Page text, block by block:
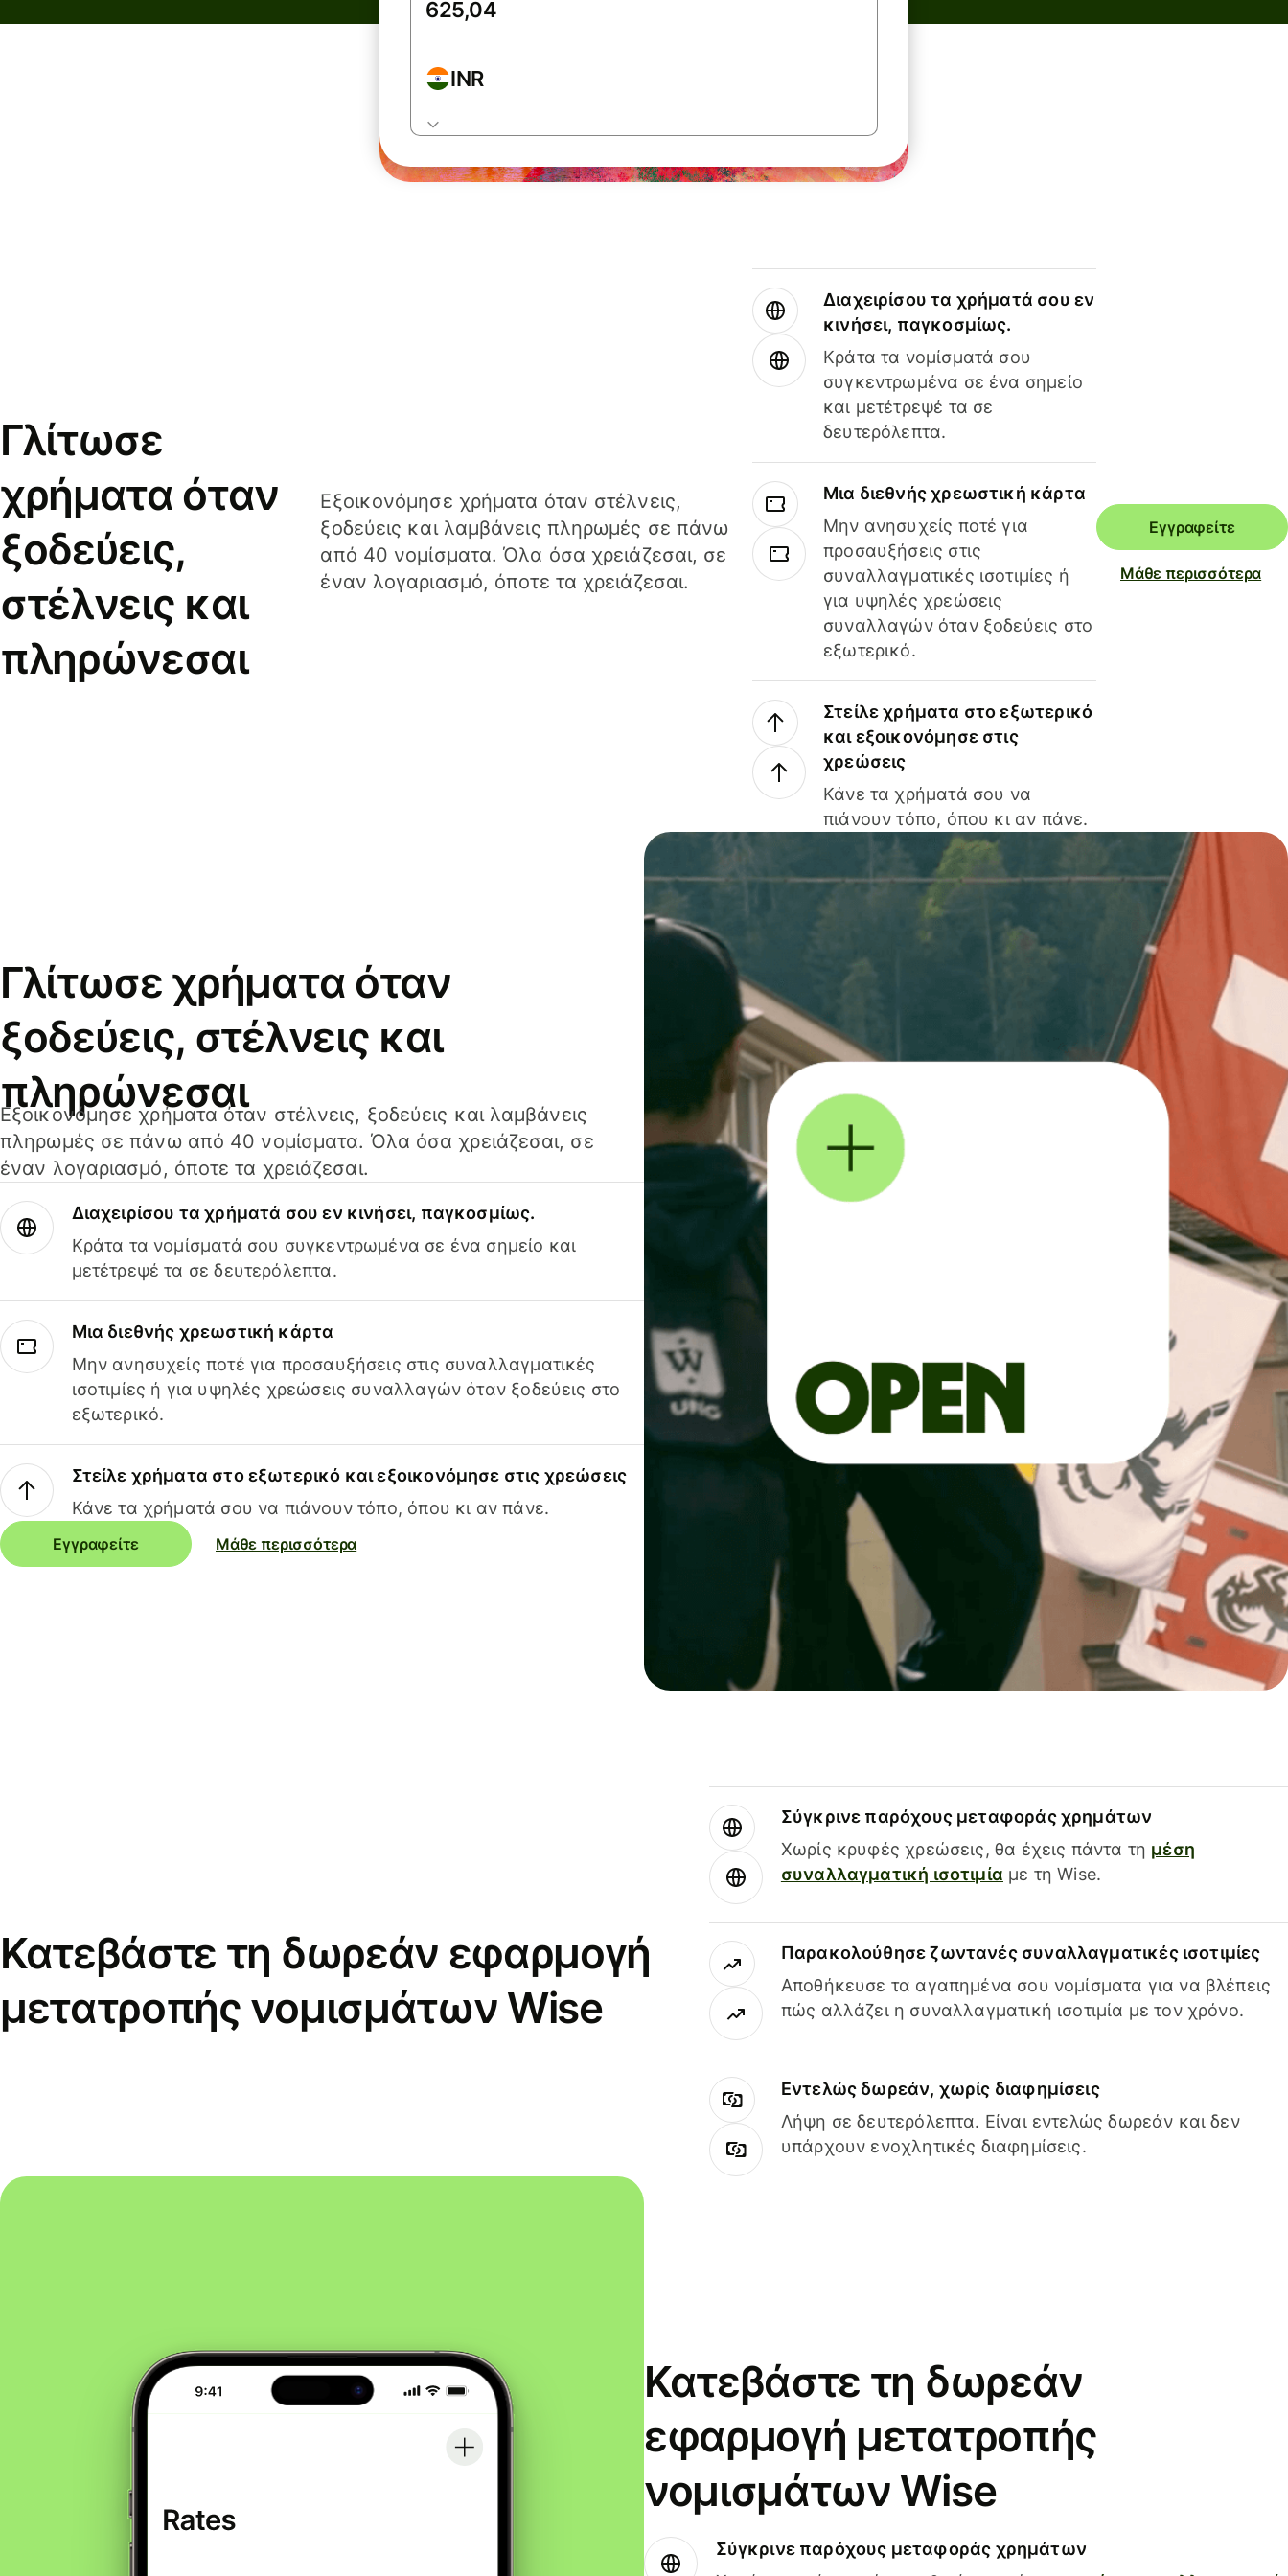
INR
Γλίτωσε
χρήματα όταν
ξοδεύεις,
στέλνεις και
πληρώνεσαι
Εξοικονόμησε χρήματα όταν στέλνεις,
ξοδεύεις και λαμβάνεις πληρωμές σε πάνω
από 40 νομίσματα. Όλα όσα χρειάζεσαι, σε
έναν λογαριασμό, όποτε τα χρειάζεσαι.
Διαχειρίσου τα χρήματά σου εν
κινήσει, παγκοσμίως.
Κράτα τα νομίσματά σου
συγκεντρωμένα σε ένα σημείο
και μετέτρεψέ τα σε
δευτερόλεπτα.
Μια διεθνής χρεωστική κάρτα
Μην ανησυχείς ποτέ για
προσαυξήσεις στις
συναλλαγματικές ισοτιμίες ή
για υψηλές χρεώσεις
συναλλαγών όταν ξοδεύεις στο
εξωτερικό.
Στείλε χρήματα στο εξωτερικό
και εξοικονόμησε στις
χρεώσεις
Κάνε τα χρήματά σου να
πιάνουν τόπο, όπου κι αν πάνε.
Εγγραφείτε
Μάθε περισσότερα
Γλίτωσε χρήματα όταν
ξοδεύεις, στέλνεις και
πληρώνεσαι
Εξοικονόμησε χρήματα όταν στέλνεις, ξοδεύεις και λαμβάνεις
πληρωμές σε πάνω από 40 νομίσματα. Όλα όσα χρειάζεσαι, σε
έναν λογαριασμό, όποτε τα χρειάζεσαι.
Διαχειρίσου τα χρήματά σου εν κινήσει, παγκοσμίως.
Κράτα τα νομίσματά σου συγκεντρωμένα σε ένα σημείο και
μετέτρεψέ τα σε δευτερόλεπτα.
Μια διεθνής χρεωστική κάρτα
Μην ανησυχείς ποτέ για προσαυξήσεις στις συναλλαγματικές
ισοτιμίες ή για υψηλές χρεώσεις συναλλαγών όταν ξοδεύεις στο
εξωτερικό.
Στείλε χρήματα στο εξωτερικό και εξοικονόμησε στις χρεώσεις
Κάνε τα χρήματά σου να πιάνουν τόπο, όπου κι αν πάνε.
Εγγραφείτε Μάθε περισσότερα
Κατεβάστε τη δωρεάν εφαρμογή
μετατροπής νομισμάτων Wise
Σύγκρινε παρόχους μεταφοράς χρημάτων
Χωρίς κρυφές χρεώσεις, θα έχεις πάντα τη μέση
συναλλαγματική ισοτιμία με τη Wise.
Παρακολούθησε ζωντανές συναλλαγματικές ισοτιμίες
Αποθήκευσε τα αγαπημένα σου νομίσματα για να βλέπεις
πώς αλλάζει η συναλλαγματική ισοτιμία με τον χρόνο.
Εντελώς δωρεάν, χωρίς διαφημίσεις
Λήψη σε δευτερόλεπτα. Είναι εντελώς δωρεάν και δεν
υπάρχουν ενοχλητικές διαφημίσεις.
Κατεβάστε τη δωρεάν
εφαρμογή μετατροπής
νομισμάτων Wise
Σύγκρινε παρόχους μεταφοράς χρημάτων